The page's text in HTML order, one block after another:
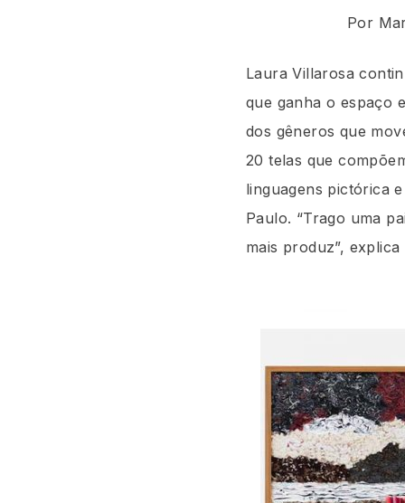
Por
Laura Villarosa
que ganha o espaço
dos gêneros que
20 telas que
linguagens pictórica
Paulo. “Trago uma
mais produz”,